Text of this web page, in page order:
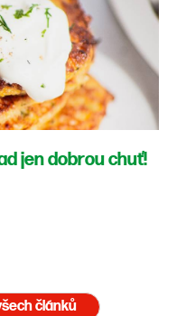
jen dobrou chuť!
článků